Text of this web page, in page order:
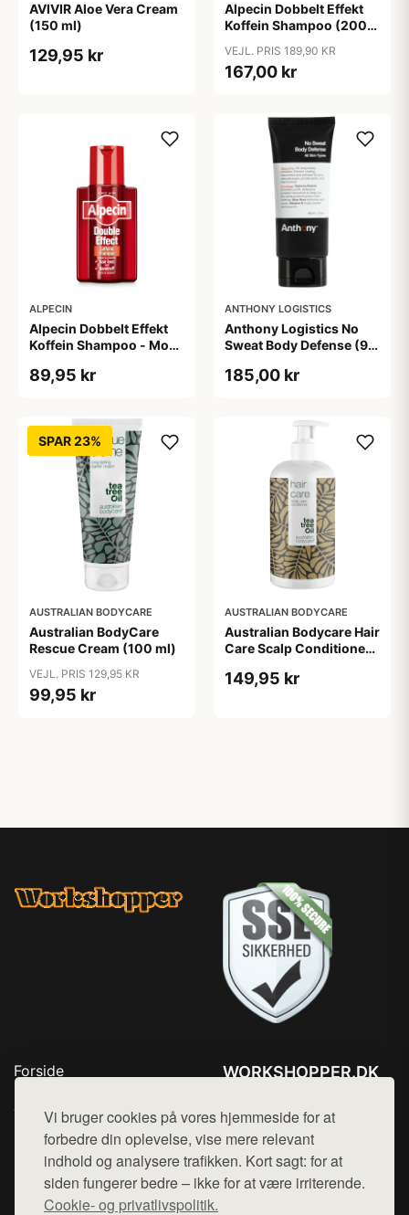
Vi bruger cookies på vores hjemmeside for at
forbedre din oplevelse, vise mere relevant
indhold og analysere trafikken. Kort sagt: for at
siden fungerer bedre – ikke for at være irriterende.
Cookie- og privatlivspolitik.
AVIVIR Aloe Vera Cream
(150 ml)
129,95 kr
Alpecin Dobbelt Effekt
Koffein Shampoo (200
Liquid (200 ml)
VEJL. PRIS 189,90 KR
167,00 kr
ALPECIN
Alpecin Dobbelt Effekt
Koffein Shampoo - Mod
89,95 kr
ANTHONY LOGISTICS
Anthony Logistics No
Sweat Body Defense (90
185,00 kr
SPAR 23%
AUSTRALIAN BODYCARE
Australian BodyCare
Rescue Cream (100 ml)
VEJL. PRIS 129,95 KR
99,95 kr
AUSTRALIAN BODYCARE
Australian Bodycare Hair
Care Scalp Conditioner
149,95 kr
Forside
Top Rabatter
Kontakt
WORKSHOPPER.DK
Mail: hej@want.dk
Cookie- og privatlivspolitik